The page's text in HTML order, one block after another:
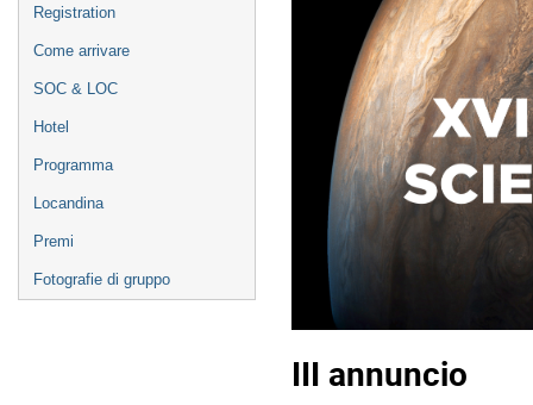
Registration
Come arrivare
SOC & LOC
Hotel
Programma
Locandina
Premi
Fotografie di gruppo
III annuncio